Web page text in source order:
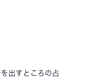
出すところの占